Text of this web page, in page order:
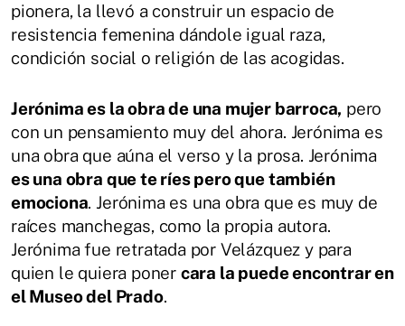
pionera, la llevó a construir un espacio de
resistencia femenina dándole igual raza,
condición social o religión de las acogidas.
Jerónima es la obra de una mujer barroca, pero
con un pensamiento muy del ahora. Jerónima es
una obra que aúna el verso y la prosa. Jerónima
es una obra que te ríes pero que también
emociona. Jerónima es una obra que es muy de
raíces manchegas, como la propia autora.
Jerónima fue retratada por Velázquez y para
quien le quiera poner cara la puede encontrar en
el Museo del Prado.